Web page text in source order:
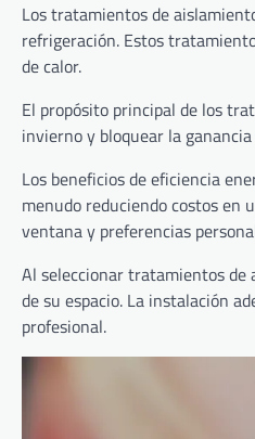
Los tratamientos de
refrigeración. Estos
de calor.
El propósito principal de los
invierno y bloquear la
Los beneficios de eficiencia
menudo reduciendo costos en
ventana y preferencias
Al seleccionar tratamientos de
de su espacio. La instalación
profesional.